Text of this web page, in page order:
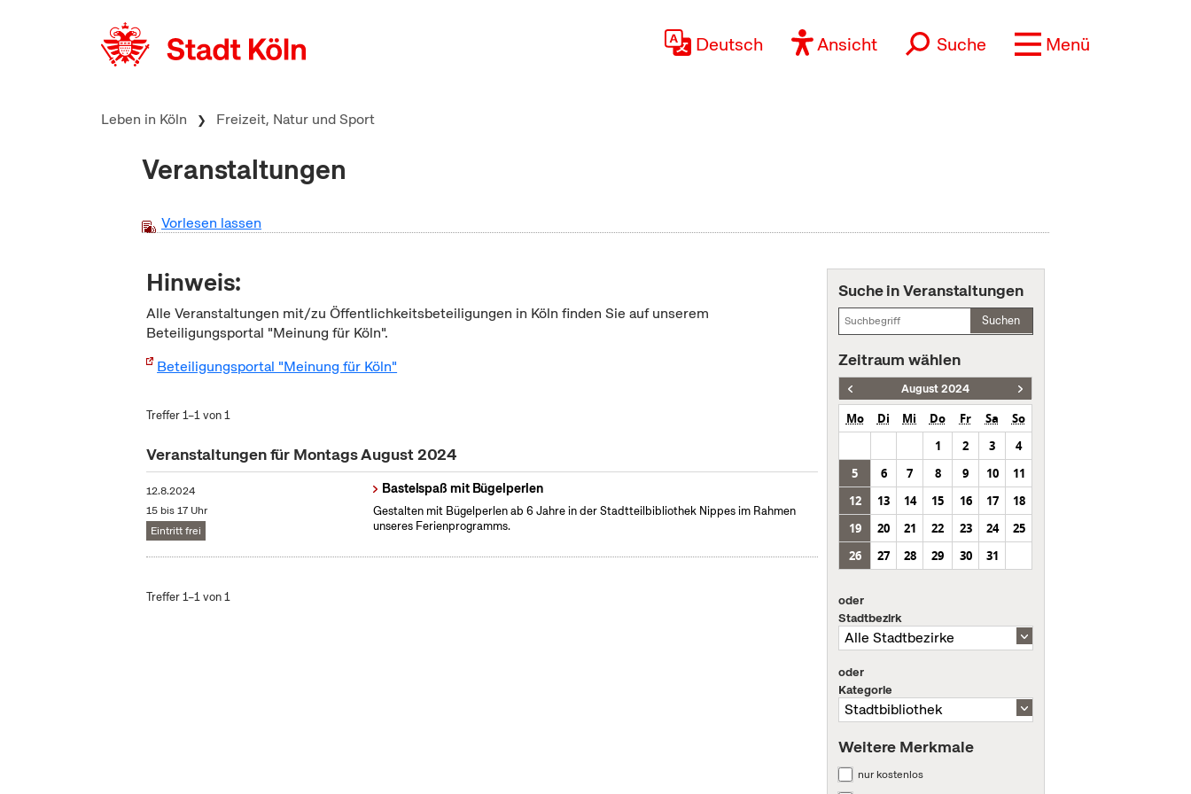
Deutsch Ansicht Suche Menü
Leben in Köln Freizeit, Natur und Sport
Veranstaltungen
Vorlesen lassen
Hinweis:
Alle Veranstaltungen mit/zu Öffentlichkeitsbeteiligungen in Köln finden Sie auf unserem
Beteiligungsportal "Meinung für Köln".
Beteiligungsportal "Meinung für Köln"
Treffer 1–1 von 1
Veranstaltungen für Montags August 2024
12.8.2024
15 bis 17 Uhr
Eintritt frei
Bastelspaß mit Bügelperlen
Gestalten mit Bügelperlen ab 6 Jahre in der Stadtteilbibliothek Nippes im Rahmen
unseres Ferienprogramms.
Treffer 1–1 von 1
Suche in Veranstaltungen
Suchen
Zeitraum wählen
August 2024
Mo Di Mi Do Fr Sa
So
1
2 3
4
5
6 7 8 9 10
11
12
13 14 15 16 17
18
19
20 21 22 23 24
25
26
27 28 29 30 31
oder
Stadtbezirk
oder
Kategorie
Weitere Merkmale
nur kostenlos